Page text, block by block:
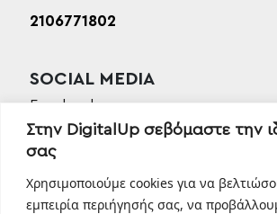
Στην DigitalUp σεβόμαστε την
σας
Χρησιμοποιούμε cookies για να
εμπειρία περιήγησής σας, να
2106771802
SOCIAL MEDIA
Facebook
Instagram
Linkedin
TikTok
Behance